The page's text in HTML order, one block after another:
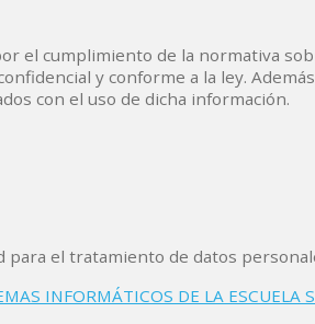
el cumplimiento de la normativa
y conforme a la ley.
con el uso de dicha información.
para el tratamiento de datos
INFORMÁTICOS DE LA ESCUELA